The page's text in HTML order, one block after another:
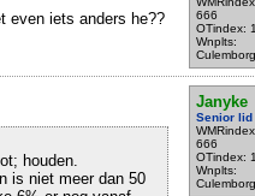
666
OTindex:
Wnplts:
Culemborg
even iets anders he??
Janyke
Senior lid
666
OTindex:
Wnplts:
Culemborg
houden.
is niet meer dan 50